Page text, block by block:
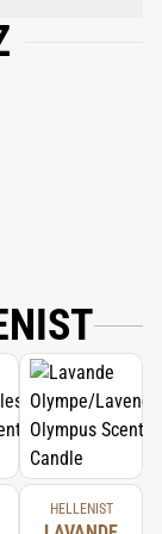
5-EN-
2,2-
3-CARENE,
HELLENIST